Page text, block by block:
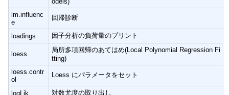
lm.influenc
e
回帰診断
loadings 因子分析の負荷量のプリント
loess
局所多項回帰のあてはめ(Local Polynomial Regression Fi
tting)
loess.contr
ol
Loess にパラメータをセット
logLik
対数尤度の取り出し